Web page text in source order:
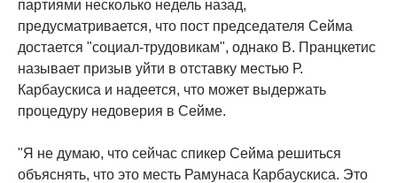
партиями несколько недель назад,
предусматривается, что пост председателя Сейма
достается "социал-трудовикам", однако В. Пранцкетис
называет призыв уйти в отставку местью Р.
Карбаускиса и надеется, что может выдержать
процедуру недоверия в Сейме.
"Я не думаю, что сейчас спикер Сейма решиться
объяснять, что это месть Рамунаса Карбаускиса. Это